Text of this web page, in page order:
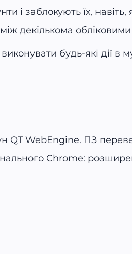
і заблокують їх,
декількома
будь-які дії в
QT WebEngine. ПЗ
Chrome: